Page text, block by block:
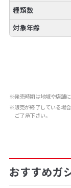
種類数
対象年齢
※発売時期は地域や店舗
※販売が終了している場
ご了承下さい。
おすすめガ